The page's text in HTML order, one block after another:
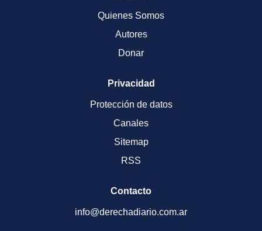
Quienes Somos
Autores
Donar
Privacidad
Protección de datos
Canales
Sitemap
RSS
Contacto
info@derechadiario.com.ar